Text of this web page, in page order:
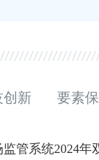
创新 要素
管系统2024年